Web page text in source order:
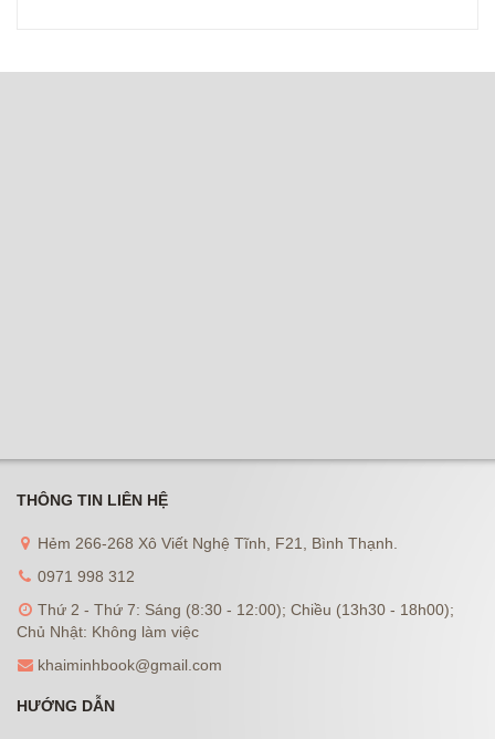
THÔNG TIN LIÊN HỆ
Hẻm 266-268 Xô Viết Nghệ Tĩnh, F21, Bình Thạnh.
0971 998 312
Thứ 2 - Thứ 7: Sáng (8:30 - 12:00); Chiều (13h30 - 18h00);
Chủ Nhật: Không làm việc
khaiminhbook@gmail.com
HƯỚNG DẪN